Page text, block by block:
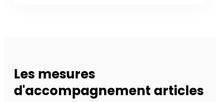
Les mesures
d'accompagnement articles